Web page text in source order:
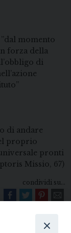
momento
forza della
di
di andare
proprio
pronti
Missio, 67)
condividi su...